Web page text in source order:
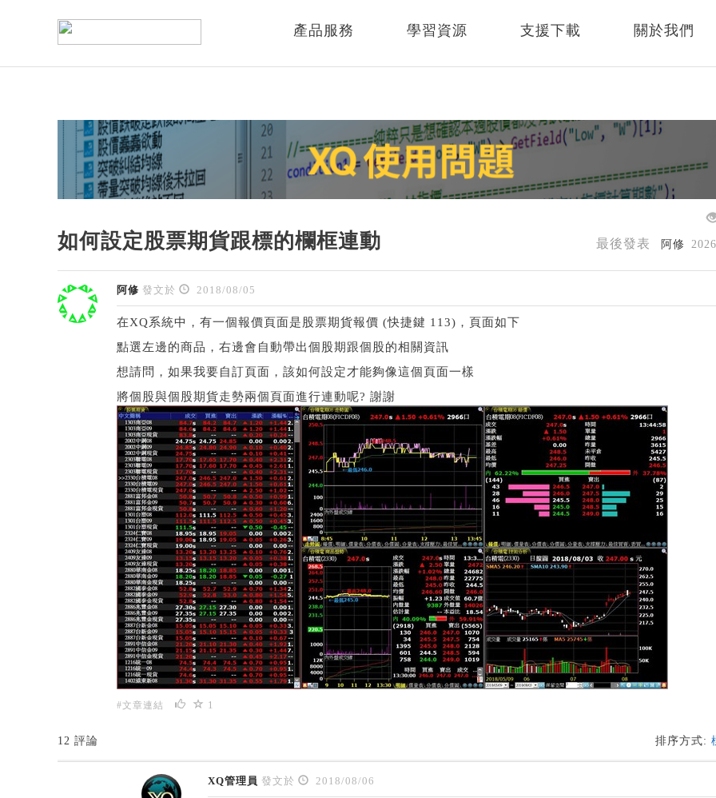
產品服務 學習資源 支援下載 關於我們
如何設定股票期貨跟標的欄框連動 最後發表 阿修
阿修 發文於 2018/08/05
在XQ系統中，有一個報價頁面是股票期貨報價 (快捷鍵 113)，頁面如下
點選左邊的商品，右邊會自動帶出個股期跟個股的相關資訊
想請問，如果我要自訂頁面，該如何設定才能夠像這個頁面一樣
將個股與個股期貨走勢兩個頁面進行連動呢? 謝謝
#文章連結 1
12 評論 排序方式:
XQ管理員 發文於 2018/08/06